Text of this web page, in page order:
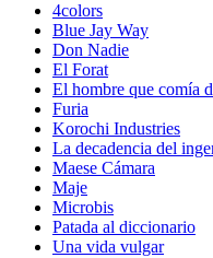
4colors
Blue Jay Way
Don Nadie
El Forat
El hombre que comía
Furia
Korochi Industries
La decadencia del
Maese Cámara
Maje
Microbis
Patada al diccionario
Una vida vulgar